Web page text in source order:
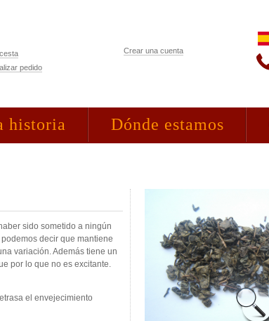
Crear una cuenta
pedido
historia Dónde estamos
sido sometido a ningún
decir que mantiene
variación. Además tiene un
por lo que no es excitante.
el envejecimiento